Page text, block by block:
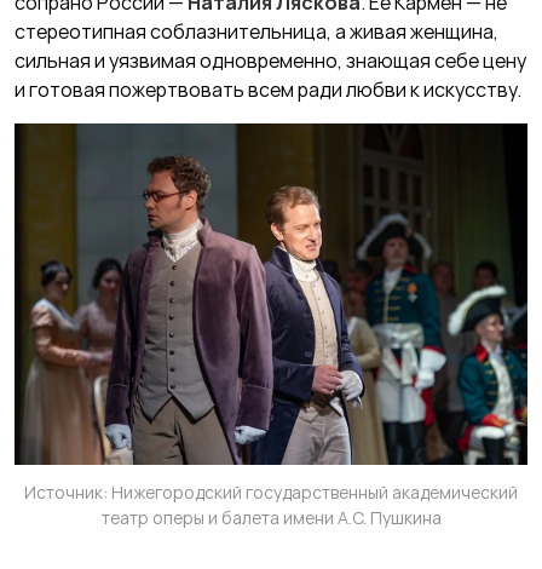
стереотипная соблазнительница, а живая женщина,
сильная и уязвимая одновременно, знающая себе цену
и готовая пожертвовать всем ради любви к искусству.
Источник: Нижегородский государственный академический
театр оперы и балета имени А.С. Пушкина